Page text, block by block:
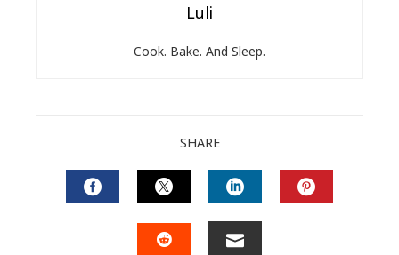
Luli
Cook. Bake. And Sleep.
SHARE
FACEBOOKTWITTERLINKEDIN